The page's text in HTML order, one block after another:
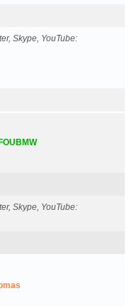
Skype, YouTube
Skype, YouTube